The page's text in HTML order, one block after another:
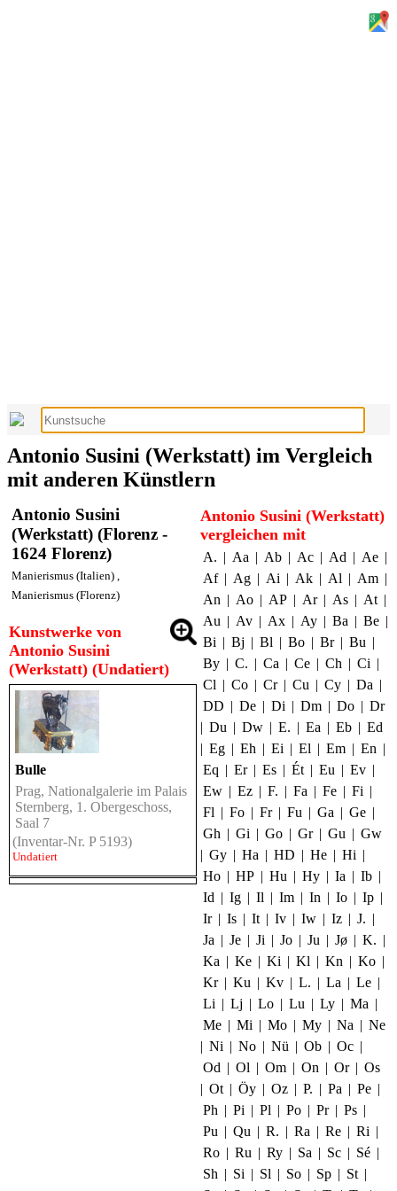
Antonio Susini (Werkstatt) im Vergleich
mit anderen Künstlern
Antonio Susini
(Werkstatt) (Florenz -
1624 Florenz)
Manierismus (Italien) ,
Manierismus (Florenz)
Kunstwerke von
Antonio Susini
(Werkstatt) (Undatiert)
Bulle
Prag, Nationalgalerie im Palais
Sternberg, 1. Obergeschoss,
Saal 7
(Inventar-Nr. P 5193)
Undatiert
Antonio Susini (Werkstatt)
vergleichen mit
A. | Aa | Ab | Ac | Ad | Ae |
Af | Ag | Ai | Ak | Al | Am |
An | Ao | AP | Ar | As | At |
Au | Av | Ax | Ay | Ba | Be |
Bi | Bj | Bl | Bo | Br | Bu |
By | C. | Ca | Ce | Ch | Ci |
Cl | Co | Cr | Cu | Cy | Da |
DD | De | Di | Dm | Do | Dr
| Du | Dw | E. | Ea | Eb | Ed
| Eg | Eh | Ei | El | Em | En |
Eq | Er | Es | Ét | Eu | Ev |
Ew | Ez | F. | Fa | Fe | Fi |
Fl | Fo | Fr | Fu | Ga | Ge |
Gh | Gi | Go | Gr | Gu | Gw
| Gy | Ha | HD | He | Hi |
Ho | HP | Hu | Hy | Ia | Ib |
Id | Ig | Il | Im | In | Io | Ip |
Ir | Is | It | Iv | Iw | Iz | J. |
Ja | Je | Ji | Jo | Ju | Jø | K. |
Ka | Ke | Ki | Kl | Kn | Ko |
Kr | Ku | Kv | L. | La | Le |
Li | Lj | Lo | Lu | Ly | Ma |
Me | Mi | Mo | My | Na | Ne
| Ni | No | Nü | Ob | Oc |
Od | Ol | Om | On | Or | Os
| Ot | Öy | Oz | P. | Pa | Pe |
Ph | Pi | Pl | Po | Pr | Ps |
Pu | Qu | R. | Ra | Re | Ri |
Ro | Ru | Ry | Sa | Sc | Sé |
Sh | Si | Sl | So | Sp | St |